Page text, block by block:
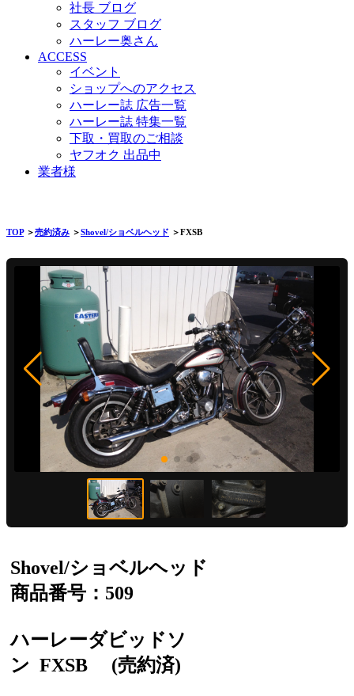
社長 ブログ
スタッフ ブログ
ハーレー奥さん
ACCESS
イベント
ショップへのアクセス
ハーレー誌 広告一覧
ハーレー誌 特集一覧
下取・買取のご相談
ヤフオク 出品中
業者様
TOP＞売約済み ＞Shovel/ショベルヘッド ＞FXSB
Shovel/ショベルヘッド
商品番号：509
ハーレーダビッドソ
ン FXSB (売約済)